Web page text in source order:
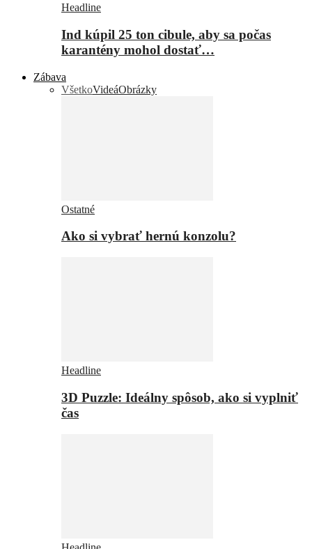
Headline
Ind kúpil 25 ton cibule, aby sa počas
karantény mohol dostať…
Zábava
VšetkoVideáObrázky
Ostatné
Ako si vybrať hernú konzolu?
Headline
3D Puzzle: Ideálny spôsob, ako si vyplniť
čas